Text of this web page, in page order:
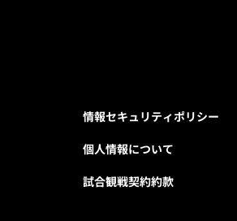
情報セキュリティポリシー
個人情報について
試合観戦契約約款